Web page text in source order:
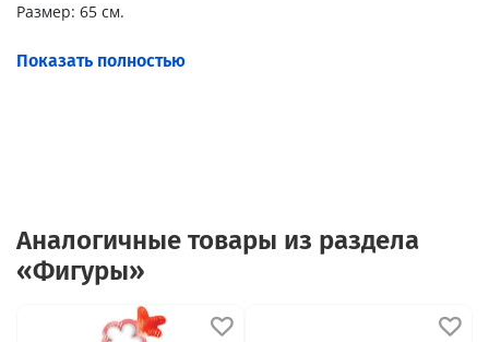
Размер: 65 см.
Показать полностью
Аналогичные товары из раздела
«Фигуры»